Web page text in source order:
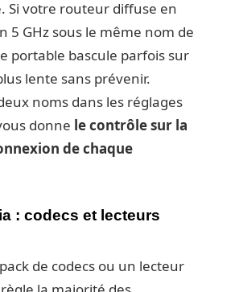
Si votre routeur diffuse en
5 GHz sous le même nom de
portable bascule parfois sur
lente sans prévenir.
noms dans les réglages
donne le contrôle sur la
de chaque
: codecs et lecteurs
de codecs ou un lecteur